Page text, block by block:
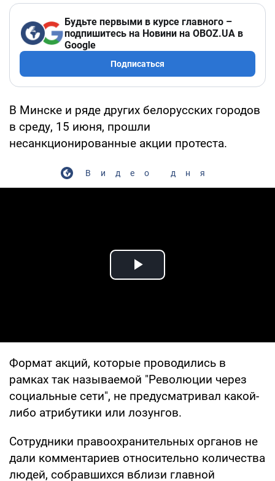
Будьте первыми в курсе главного –
подпишитесь на Новини на OBOZ.UA в
Google
Подписаться
В Минске и ряде других белорусских городов
в среду, 15 июня, прошли
несанкционированные акции протеста.
Видео дня
Play Video
Формат акций, которые проводились в
рамках так называемой "Революции через
социальные сети", не предусматривал какой-
либо атрибутики или лозунгов.
Сотрудники правоохранительных органов не
дали комментариев относительно количества
людей, собравшихся вблизи главной